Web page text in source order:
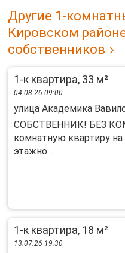
Другие 1-
Кировском
собственников
1-к квартира, 33 м²
04.08.26 09:00
улица Академика
СОБСТВЕННИК! БЕЗ
комнатную квартиру на
этажно...
1-к квартира, 18 м²
13.07.26 19:30